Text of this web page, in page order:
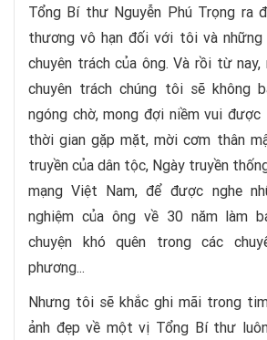
Tổng Bí thư Nguyễn Phú Trọng ra
thương vô hạn đối với tôi và những
chuyên trách của ông. Và rồi từ nay,
chuyên trách chúng tôi sẽ không
ngóng chờ, mong đợi niềm vui
thời gian gặp mặt, mời cơm thân
truyền của dân tộc, Ngày truyền
mạng Việt Nam, để được nghe
nghiệm của ông về 30 năm làm
chuyện khó quên trong các
phương...
Nhưng tôi sẽ khắc ghi mãi trong
ảnh đẹp về một vị Tổng Bí thư